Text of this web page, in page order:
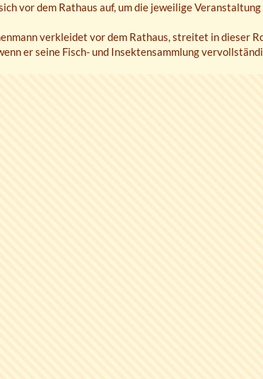
vor dem Rathaus auf, um die jeweilige Veranstaltung
verkleidet vor dem Rathaus, streitet in dieser
er seine Fisch- und Insektensammlung